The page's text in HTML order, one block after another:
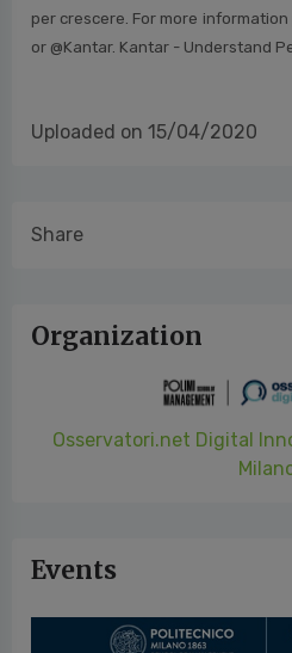
per crescere. For more information
or @Kantar. Kantar - Understand
Uploaded on 15/04/2020
Share
Organization
Osservatori.net Digital
Events